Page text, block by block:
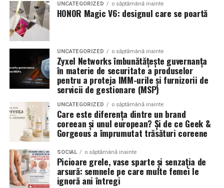
a transforma fiecare eveniment într-o amintire
deosebită pentru participanți.
proportiile, chiar daca restul masinii este bine realizat.
Anvelopele ca element vizual la show-uri auto
La evenimentele auto din Cluj, anvelopele nu sunt doar
componente functionale, ci si elemente vizuale. Publicul
si fotografii surprind adesea detalii precum modul in
care roata umple aripa, distanta fata de caroserie si
aspectul general al ansamblului roata-janta.
Anvelopele curate, cu dimensiuni corecte si uzura
uniforma, contribuie la imaginea profesionala a unei
masini de show. In multe cazuri, acestea completeaza
jantele si intaresc conceptul ales de proprietar, fie ca
vorbim despre un stil elegant, sportiv sau minimalist.
UNCATEGORIZED o săptămână inainte
HONOR Magic V6: designul care se poartă
UNCATEGORIZED o săptămână inainte
Zyxel Networks îmbunătățește guvernanța
în materie de securitate a produselor
pentru a proteja IMM-urile și furnizorii de
servicii de gestionare (MSP)
UNCATEGORIZED o săptămână inainte
Care este diferența dintre un brand
coreean și unul european? Și de ce Geek &
Gorgeous a împrumutat trăsături coreene
SOCIAL o săptămână inainte
Picioare grele, vase sparte și senzația de
arsură: semnele pe care multe femei le
ignoră ani întregi